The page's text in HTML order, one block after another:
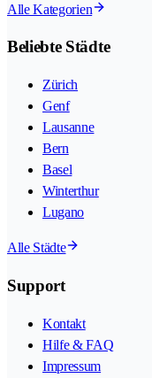
Alle Kategorien
Beliebte Städte
Zürich
Genf
Lausanne
Bern
Basel
Winterthur
Lugano
Alle Städte
Support
Kontakt
Hilfe & FAQ
Impressum